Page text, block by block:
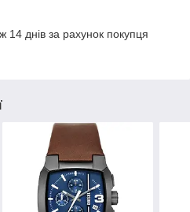
днів за рахунок покупця